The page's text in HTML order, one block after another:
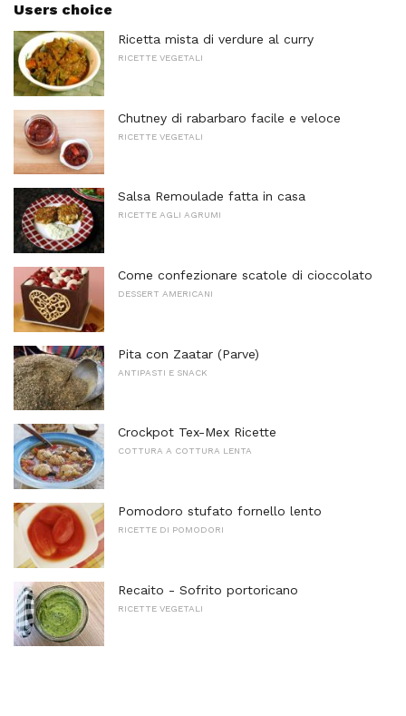
Users choice
Ricetta mista di verdure al curry
RICETTE VEGETALI
Chutney di rabarbaro facile e veloce
RICETTE VEGETALI
Salsa Remoulade fatta in casa
RICETTE AGLI AGRUMI
Come confezionare scatole di cioccolato
DESSERT AMERICANI
Pita con Zaatar (Parve)
ANTIPASTI E SNACK
Crockpot Tex-Mex Ricette
COTTURA A COTTURA LENTA
Pomodoro stufato fornello lento
RICETTE DI POMODORI
Recaito - Sofrito portoricano
RICETTE VEGETALI